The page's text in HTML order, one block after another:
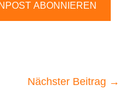
ABONNIEREN
Nächster Beitrag →